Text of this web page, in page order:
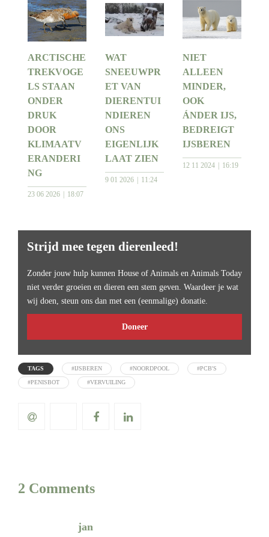
ARCTISCHE
TREKVOGE
LS STAAN
ONDER
DRUK
DOOR
KLIMAATV
ERANDERI
NG
23 06 2026 18:07
WAT
SNEEUWPR
ET VAN
DIERENTUI
NDIEREN
ONS
EIGENLIJK
LAAT ZIEN
9 01 2026 11:24
NIET
ALLEEN
MINDER,
OOK
ÁNDER IJS,
BEDREIGT
IJSBEREN
12 11 2024 16:19
Strijd mee tegen dierenleed!
Zonder jouw hulp kunnen House of Animals en Animals Today
niet verder groeien en dieren een stem geven. Waardeer je wat
wij doen, steun ons dan met een (eenmalige) donatie.
Doneer
TAGS #IJSBEREN #NOORDPOOL #PCB'S
#PENISBOT #VERVUILING
2 Comments
jan